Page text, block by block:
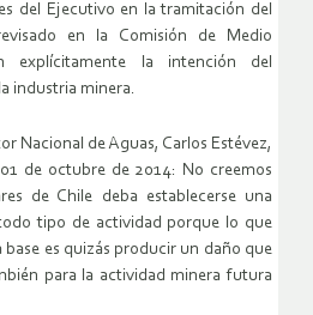
del Ejecutivo en la tramitación del
en la Comisión de Medio
explícitamente la intención del
industria minera.
Nacional de Aguas, Carlos Estévez,
de octubre de 2014: No creemos
de Chile deba establecerse una
tipo de actividad porque lo que
base es quizás producir un daño que
para la actividad minera futura